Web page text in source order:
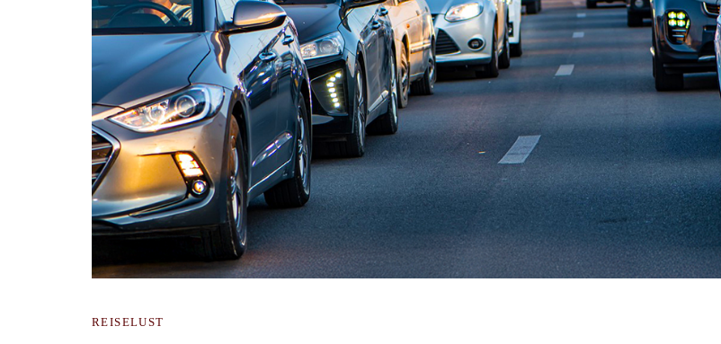
REISELUST